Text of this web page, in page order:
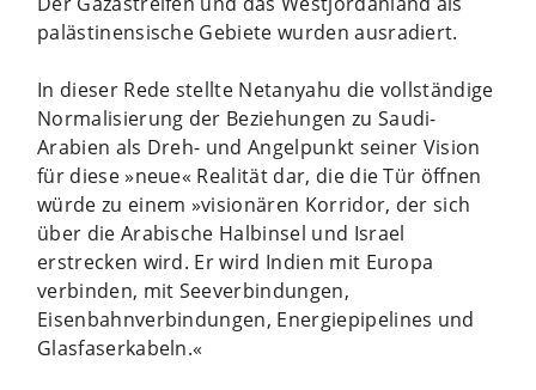
palästinensische Gebiete wurden ausradiert.
In dieser Rede stellte Netanyahu die vollständige
Normalisierung der Beziehungen zu Saudi-
Arabien als Dreh- und Angelpunkt seiner Vision
für diese »neue« Realität dar, die die Tür öffnen
würde zu einem »visionären Korridor, der sich
über die Arabische Halbinsel und Israel
erstrecken wird. Er wird Indien mit Europa
verbinden, mit Seeverbindungen,
Eisenbahnverbindungen, Energiepipelines und
Glasfaserkabeln.«